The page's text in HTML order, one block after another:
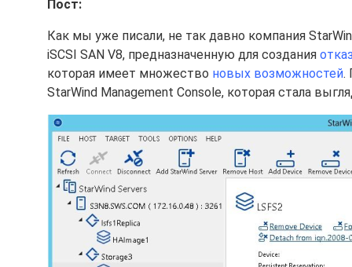
Пост:
Как мы уже писали, не так давно компания
iSCSI SAN V8, предназначенную для создания
которая имеет множество новых возможностей.
StarWind Management Console, которая стала